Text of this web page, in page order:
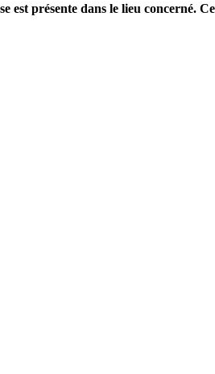
présente dans le lieu concerné.